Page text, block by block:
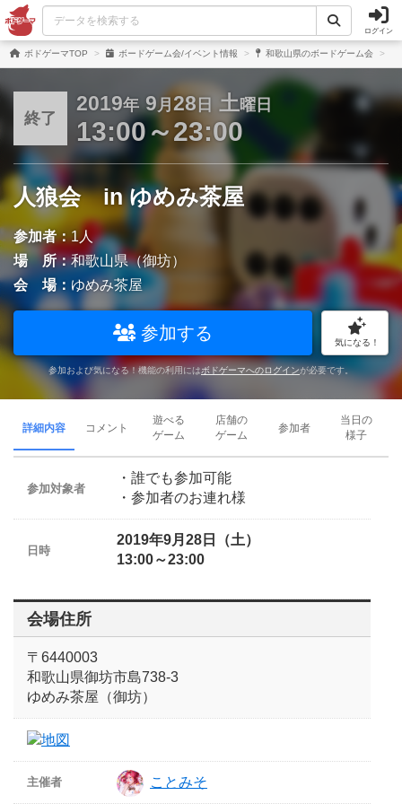
ログイン
ボドゲーマTOP ボードゲーム会/イベント情報 和歌山県のボードゲーム会
終了
2019年 9月 28 日 土曜日
13:00～23:00
人狼会 in ゆめみ茶屋
参加者：1人
場 所：和歌山県（御坊）
会 場： ゆめみ茶屋
参加する 気になる！
参加および気になる！機能の利用にはボドゲーマへのログインが必要です。
詳細内容 コメント
遊べる
ゲーム
店舗の
ゲーム
参加者
当日の
様子
参加対象者
・誰でも参加可能
・参加者のお連れ様
日時
2019年9月28日（土）
13:00～23:00
会場住所
〒6440003
和歌山県御坊市島738-3
ゆめみ茶屋（御坊）
主催者 ことみそ